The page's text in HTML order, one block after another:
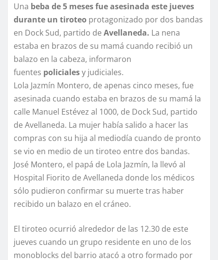
Una beba de 5 meses fue asesinada este jueves
durante un tiroteo protagonizado por dos bandas
en Dock Sud, partido de Avellaneda. La nena
estaba en brazos de su mamá cuando recibió un
balazo en la cabeza, informaron
fuentes policialesy judiciales.
Lola Jazmín Montero, de apenas cinco meses, fue
asesinada cuando estaba en brazos de su mamá la
calle Manuel Estévez al 1000, de Dock Sud, partido
de Avellaneda. La mujer había salido a hacer las
compras con su hija al mediodía cuando de pronto
se vio en medio de un tiroteo entre dos bandas.
José Montero, el papá de Lola Jazmín, la llevó al
Hospital Fiorito de Avellaneda donde los médicos
sólo pudieron confirmar su muerte tras haber
recibido un balazo en el cráneo.
El tiroteo ocurrió alrededor de las 12.30 de este
jueves cuando un grupo residente en uno de los
monoblocks del barrio atacó a otro formado por